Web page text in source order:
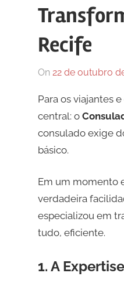
Recife
On 22 de outubro
Para os viajantes
central: o
consulado exige
básico.
Em um momento
verdadeira
especializou em
tudo, eficiente.
1. A